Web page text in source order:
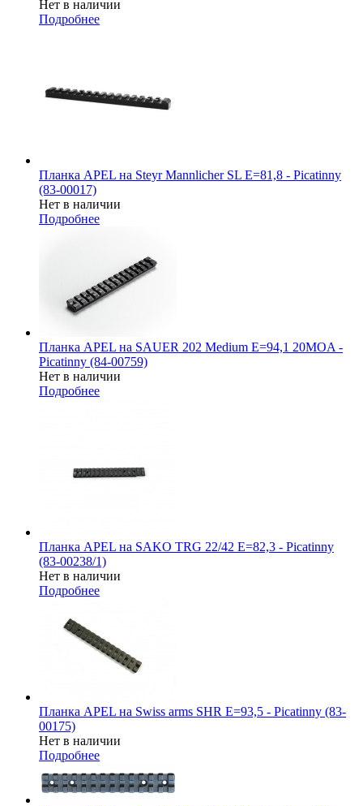
Нет в наличии
Подробнее
Планка APEL на Steyr Mannlicher SL E=81,8 - Picatinny
(83-00017)
Нет в наличии
Подробнее
Планка APEL на SAUER 202 Medium E=94,1 20MOA -
Picatinny (84-00759)
Нет в наличии
Подробнее
Планка APEL на SAKO TRG 22/42 E=82,3 - Picatinny
(83-00238/1)
Нет в наличии
Подробнее
Планка APEL на Swiss arms SHR E=93,5 - Picatinny (83-
00175)
Нет в наличии
Подробнее